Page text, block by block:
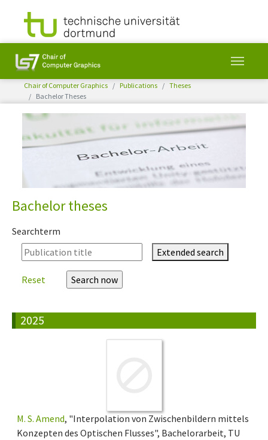
Skip to main content
You are here:
Chair of Computer Graphics Publications
Theses
Bachelor Theses
Bachelor theses
Searchterm
Extended search
Reset
2025
M. S. Amend, "Interpolation von Zwischenbildern mittels
Konzepten des Optischen Flusses", Bachelorarbeit, TU